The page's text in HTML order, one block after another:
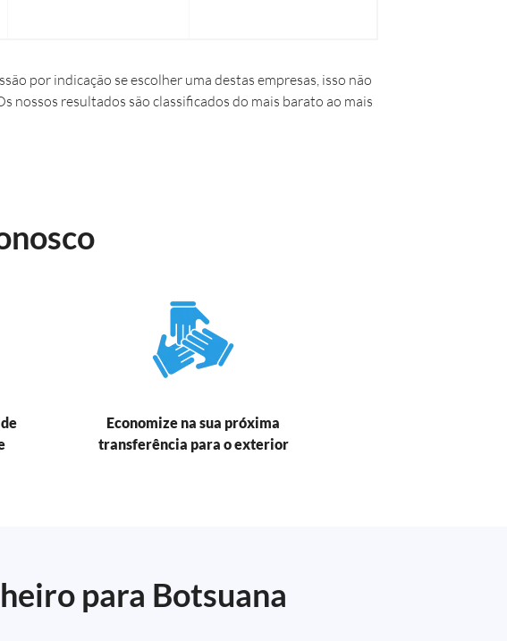
por indicação se escolher uma destas empresas, isso não
nossos resultados são classificados do mais barato ao mais
Economize na sua próxima
transferência para o exterior
para Botsuana